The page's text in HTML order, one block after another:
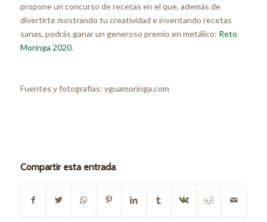
propone un concurso de recetas en el que, además de
divertirte mostrando tu creatividad e inventando recetas
sanas, podrás ganar un generoso premio en metálico: Reto
Moringa 2020.
Fuentes y fotografías: yguamoringa.com
Compartir esta entrada